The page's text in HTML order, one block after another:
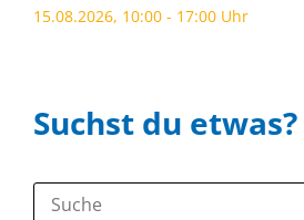
15.08.2026, 10:00 - 17:00 Uhr
Suchst du etwas?
Suche: